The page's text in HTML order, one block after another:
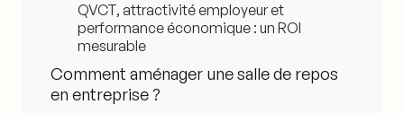
QVCT, attractivité employeur et
performance économique : un ROI
mesurable
Comment aménager une salle de repos
en entreprise ?